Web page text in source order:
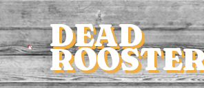
Accueil
DEAD